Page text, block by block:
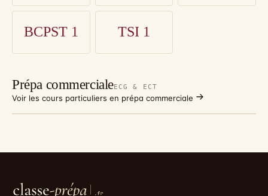
BCPST 1 TSI 1
Prépa commercialeECG & ECT
Voir les cours particuliers en prépa commerciale